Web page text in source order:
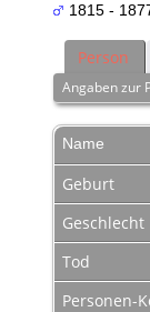
1815 -
Person
Angaben zur
Name
Geburt
Geschlecht
Tod
Personen-